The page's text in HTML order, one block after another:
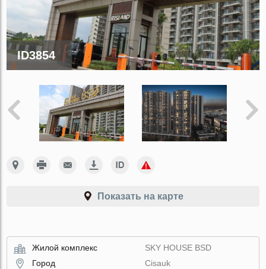
ID3854
Показать на карте
Жилой комплекс
SKY HOUSE BSD
Город
Cisauk